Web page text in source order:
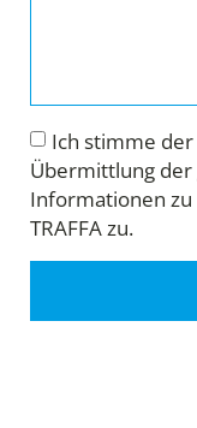
Ich stimme
Übermittlung der
Informationen
TRAFFA zu.